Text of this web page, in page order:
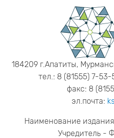
184209 г.Апатиты,
тел.: 8 (81555) 7-
факс: 8
эл.почта:
Наименование
Учредитель -